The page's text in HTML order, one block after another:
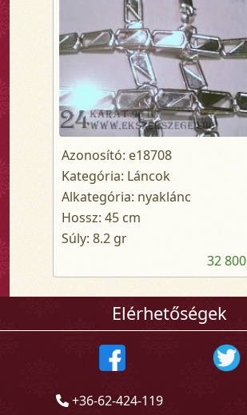
Azonosító: e18708
Kategória: Láncok
Alkategória: nyaklánc
Hossz: 45 cm
Súly: 8.2 gr
32
Elérhetőségek
+36-62-424-119